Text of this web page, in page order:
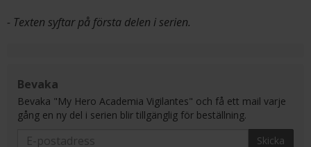
- Texten syftar på första delen i serien.
Bevaka
Bevaka "My Hero Academia Vigilantes" och få ett mail varje
gång en ny del i serien blir tillgänglig för beställning.
Skicka